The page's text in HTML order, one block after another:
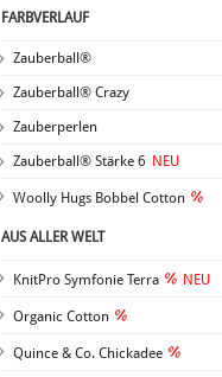
FARBVERLAUF
Zauberball®
Zauberball® Crazy
Zauberperlen
Zauberball® Stärke 6 NEU
Woolly Hugs Bobbel Cotton
AUS ALLER WELT
KnitPro Symfonie Terra NEU
Organic Cotton
Quince & Co. Chickadee